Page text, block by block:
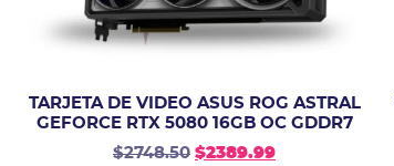
TARJETA DE VIDEO ASUS ROG ASTRAL
GEFORCE RTX 5080 16GB OC GDDR7
$2748.50 $2389.99